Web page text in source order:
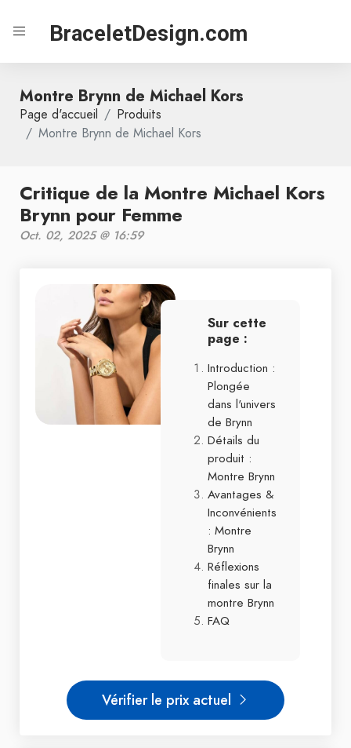
BraceletDesign.com
Montre Brynn de Michael Kors
Page d'accueil
Produits
Montre Brynn de Michael Kors
Critique de la Montre Michael Kors
Brynn pour Femme
Oct. 02, 2025 @ 16:59
Sur cette
page :
Introduction :
Plongée
dans l'univers
de Brynn
Détails du
produit :
Montre Brynn
Avantages &
Inconvénients
: Montre
Brynn
Réflexions
finales sur la
montre Brynn
FAQ
Vérifier le prix actuel